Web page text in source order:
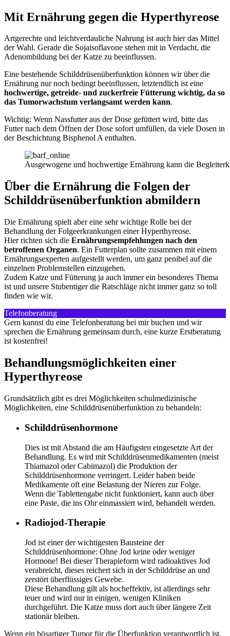
Mit Ernährung gegen die Hyperthyreose
Artgerechte und leichtverdauliche Nahrung ist auch hier das Mittel
der Wahl. Gerade die Sojaisoflavone stehen mit in Verdacht, die
Adenombildung bei der Katze zu beeinflussen.
Eine bestehende Schilddrüsenüberfunktion können wir über die
Ernährung nur noch bedingt beeinflussen, letztendlich ist eine
hochwertige, getreide- und zuckerfreie Fütterung wichtig, da so
das Tumorwachstum verlangsamt werden kann.
Wichtig: Wenn Nassfutter aus der Dose gefüttert wird, bitte das
Futter nach dem Öffnen der Dose sofort umfüllen, da viele Dosen in
der Beschichtung Bisphenol A enthalten.
Ausgewogene und hochwertige Ernährung kann die
Über die Ernährung die Folgen der
Schilddrüsenüberfunktion abmildern
Die Ernährung spielt aber eine sehr wichtige Rolle bei der
Behandlung der Folgeerkrankungen einer Hyperthyreose.
Hier richten sich die Ernährungsempfehlungen nach den
betroffenen Organen. Ein Futterplan sollte zusammen mit einem
Ernährungsexperten aufgestellt werden, um ganz penibel auf die
einzelnen Problemstellen einzugehen.
Zudem Katze und Fütterung ja auch immer ein besonderes Thema
ist und unsere Stubentiger die Ratschläge nicht immer ganz so toll
finden wie wir.
Telefonberatung
Gern kannst du eine Telefonberatung bei mir buchen und wir
sprechen die Ernährung gemeinsam durch, eine kurze Erstberatung
ist kostenfrei!
Behandlungsmöglichkeiten einer
Hyperthyreose
Grundsätzlich gibt es drei Möglichkeiten schulmedizinische
Möglichkeiten, eine Schilddrüsenüberfunktion zu behandeln:
Schilddrüsenhormone
Dies ist mit Abstand die am Häufigsten eingesetzte Art der
Behandlung. Es wird mit Schilddrüsenmedikamenten (meist
Thiamazol oder Cabimazol) die Produktion der
Schilddrüsenhormone verringert. Leider haben beide
Medikamente oft eine Belastung der Nieren zur Folge.
Wenn die Tablettengabe nicht funktioniert, kann auch über
eine Paste, die ins Ohr einmassiert wird, behandelt werden.
Radiojod-Therapie
Jod ist einer der wichtigesten Bausteine der
Schilddrüsenhormone: Ohne Jod keine oder weniger
Hormone! Bei dieser Therapieform wird radioaktives Jod
verabreicht, dieses reichert sich in der Schilddrüse an und
zerstört überflüssiges Gewebe.
Diese Behandlung gilt als hocheffektiv, ist allerdings sehr
teuer und wird nur in einigen, wenigen Kliniken
durchgeführt. Die Katze muss dort auch über längere Zeit
stationär bleiben.
Wenn ein bösartiger Tumor für die Überfunktion verantwortlich ist,